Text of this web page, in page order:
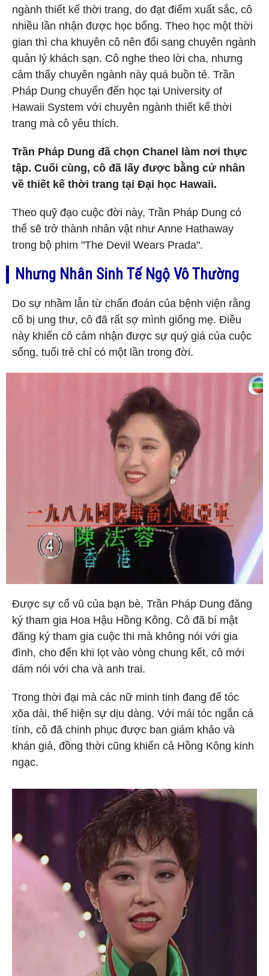
ngành thiết kế thời trang, do đạt điểm xuất sắc, cô
nhiều lần nhận được học bổng. Theo học một thời
gian thì cha khuyên cô nên đổi sang chuyên ngành
quản lý khách sạn. Cô nghe theo lời cha, nhưng
cảm thấy chuyên ngành này quá buồn tẻ. Trần
Pháp Dung chuyển đến học tại University of
Hawaii System với chuyên ngành thiết kế thời
trang mà cô yêu thích.
Trần Pháp Dung đã chọn Chanel làm nơi thực
tập. Cuối cùng, cô đã lấy được bằng cử nhân
về thiết kế thời trang tại Đại học Hawaii.
Theo quỹ đạo cuộc đời này, Trần Pháp Dung có
thể sẽ trở thành nhân vật như Anne Hathaway
trong bộ phim "The Devil Wears Prada".
Nhưng Nhân Sinh Tế Ngộ Vô Thường
Do sự nhầm lẫn từ chẩn đoán của bệnh viện rằng
cô bị ung thư, cô đã rất sợ mình giống mẹ. Điều
này khiến cô cảm nhận được sự quý giá của cuộc
sống, tuổi trẻ chỉ có một lần trong đời.
Được sự cổ vũ của bạn bè, Trần Pháp Dung đăng
ký tham gia Hoa Hậu Hồng Kông. Cô đã bí mật
đăng ký tham gia cuộc thi mà không nói với gia
đình, cho đến khi lọt vào vòng chung kết, cô mới
dám nói với cha và anh trai.
Trong thời đại mà các nữ minh tinh đang để tóc
xõa dài, thể hiện sự dịu dàng. Với mái tóc ngắn cá
tính, cô đã chinh phục được ban giám khảo và
khán giả, đồng thời cũng khiến cả Hồng Kông kinh
ngạc.